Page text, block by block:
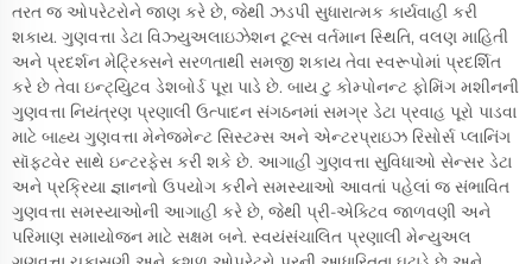
તરત જ ઓપરેટરોને જાણ કરે છે, જેથી ઝડપી સુધારાત્મક કાર્યવાહી કરી
શકાય. ગુણવત્તા ડેટા વિઝ્યુઅલાઇઝેશન ટૂલ્સ વર્તમાન સ્થિતિ, વલણ માહિતી
અને પ્રદર્શન મેટ્રિક્સને સરળતાથી સમજી શકાય તેવા સ્વરૂપોમાં પ્રદર્શિત
કરે છે તેવા ઇન્ટ્યુિટવ ડેશબોર્ડ પૂરા પાડે છે. બાય ટુ કોમ્પોનન્ટ ફોમિંગ મશીનની
ગુણવત્તા નિયંત્રણ પ્રણાલી ઉત્પાદન સંગઠનમાં સમગ્ર ડેટા પ્રવાહ પૂરો પાડવા
માટે બાહ્ય ગુણવત્તા મેનેજમેન્ટ સિસ્ટમ્સ અને એન્ટરપ્રાઇઝ રિસોર્સ પ્લાનિંગ
સૉફ્ટવેર સાથે ઇન્ટરફેસ કરી શકે છે. આગાહી ગુણવત્તા સુવિધાઓ સેન્સર ડેટા
અને પ્રક્રિયા જ્ઞાનનો ઉપયોગ કરીને સમસ્યાઓ આવતાં પહેલાં જ સંભાવિત
ગુણવત્તા સમસ્યાઓની આગાહી કરે છે, જેથી પ્રી-એક્ટિવ જાળવણી અને
પરિમાણ સમાયોજન માટે સક્ષમ બને. સ્વયંસંચાલિત પ્રણાલી મેન્યુઅલ